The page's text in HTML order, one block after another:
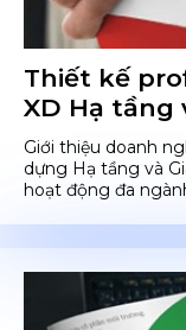
Thiết kế
XD Hạ tầng
Giới thiệu doanh
dựng Hạ tầng và
hoạt động đa